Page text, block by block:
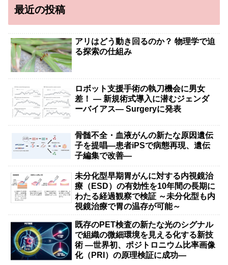
最近の投稿
アリはどう動き回るのか？ 物理学で迫
る探索の仕組み
ロボット支援手術の執刀機会に男女
差！ — 新規術式導入に潜むジェンダ
ーバイアス— Surgeryに発表
骨髄不全・血液がんの新たな原因遺伝
子を提唱―患者iPSで病態再現、遺伝
子編集で改善―
未分化型早期胃がんに対する内視鏡治
療（ESD）の有効性を10年間の長期に
わたる経過観察で検証 ～未分化型も内
視鏡治療で胃の温存が可能～
既存のPET検査の新たな光のシグナル
で組織の微細環境を見える化する新技
術 ―世界初、ポジトロニウム比率画像
化（PRI）の原理検証に成功―